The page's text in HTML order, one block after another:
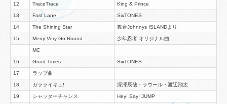
12 TraceTrace King & Prince
13 Fast Lane SixTONES
14 The Shining Star 舞台Johnnys ISLANDより
15 Merry Very Go Round 少年忍者 オリジナル曲
MC
16 Good Times SixTONES
17 ラップ曲
18 ガラライキュ! 深澤辰哉・ラウール・渡辺翔太
19 シャッターチャンス Hey! Say! JUMP